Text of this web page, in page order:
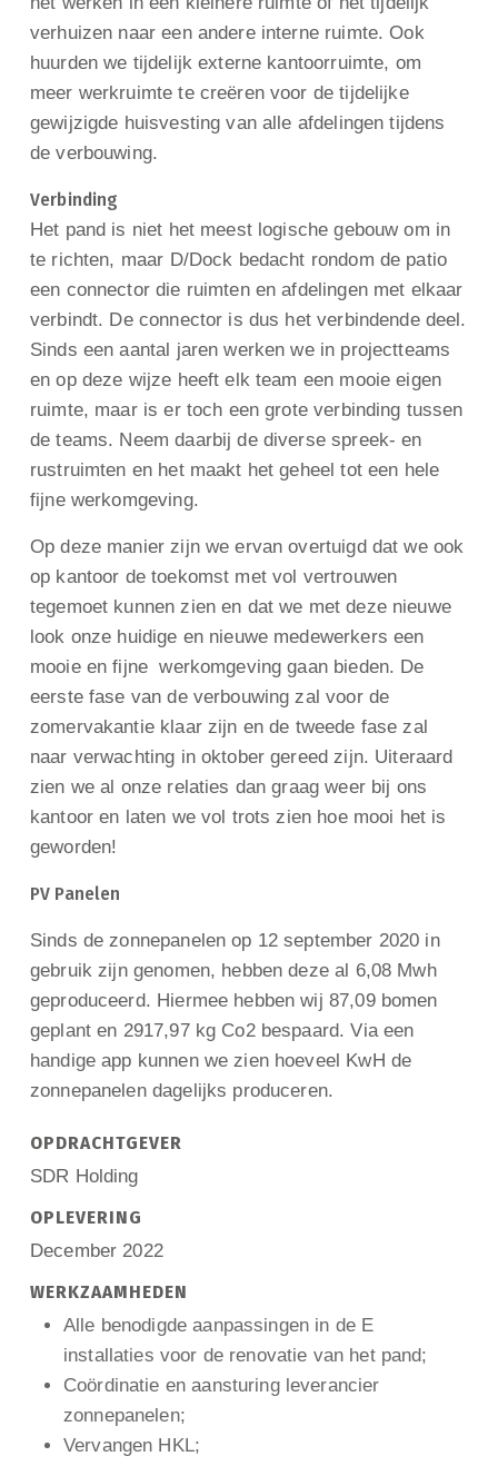
verhuizen naar een andere interne ruimte. Ook
huurden we tijdelijk externe kantoorruimte, om
meer werkruimte te creëren voor de tijdelijke
gewijzigde huisvesting van alle afdelingen tijdens
de verbouwing.
Verbinding
Het pand is niet het meest logische gebouw om in
te richten, maar D/Dock bedacht rondom de patio
een connector die ruimten en afdelingen met elkaar
verbindt. De connector is dus het verbindende deel.
Sinds een aantal jaren werken we in projectteams
en op deze wijze heeft elk team een mooie eigen
ruimte, maar is er toch een grote verbinding tussen
de teams. Neem daarbij de diverse spreek- en
rustruimten en het maakt het geheel tot een hele
fijne werkomgeving.
Op deze manier zijn we ervan overtuigd dat we ook
op kantoor de toekomst met vol vertrouwen
tegemoet kunnen zien en dat we met deze nieuwe
look onze huidige en nieuwe medewerkers een
mooie en fijne werkomgeving gaan bieden. De
eerste fase van de verbouwing zal voor de
zomervakantie klaar zijn en de tweede fase zal
naar verwachting in oktober gereed zijn. Uiteraard
zien we al onze relaties dan graag weer bij ons
kantoor en laten we vol trots zien hoe mooi het is
geworden!
PV Panelen
Sinds de zonnepanelen op 12 september 2020 in
gebruik zijn genomen, hebben deze al 6,08 Mwh
geproduceerd. Hiermee hebben wij 87,09 bomen
geplant en 2917,97 kg Co2 bespaard. Via een
handige app kunnen we zien hoeveel KwH de
zonnepanelen dagelijks produceren.
OPDRACHTGEVER
SDR Holding
OPLEVERING
December 2022
WERKZAAMHEDEN
Alle benodigde aanpassingen in de E
installaties voor de renovatie van het pand;
Coördinatie en aansturing leverancier
zonnepanelen;
Vervangen HKL;